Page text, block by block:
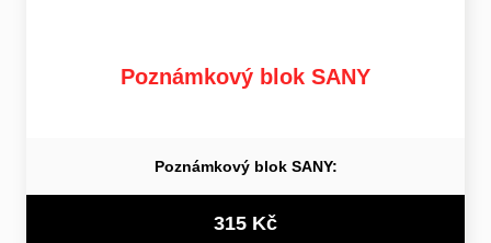
Poznámkový blok SANY
Poznámkový blok SANY:
315 Kč